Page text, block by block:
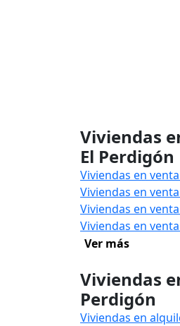
Viviendas
El Perdigón
Viviendas en
Viviendas en
Viviendas en
Viviendas en
Ver más
Viviendas
Perdigón
Viviendas en